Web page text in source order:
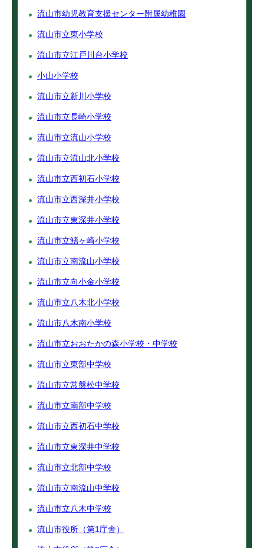
流山市幼児教育支援センター附属幼稚園
流山市立東小学校
流山市立江戸川台小学校
小山小学校
流山市立新川小学校
流山市立長崎小学校
流山市立流山小学校
流山市立流山北小学校
流山市立西初石小学校
流山市立西深井小学校
流山市立東深井小学校
流山市立鰭ヶ崎小学校
流山市立南流山小学校
流山市立向小金小学校
流山市立八木北小学校
流山市八木南小学校
流山市立おおたかの森小学校・中学校
流山市立東部中学校
流山市立常盤松中学校
流山市立南部中学校
流山市立西初石中学校
流山市立東深井中学校
流山市立北部中学校
流山市立南流山中学校
流山市立八木中学校
流山市役所（第1庁舎）